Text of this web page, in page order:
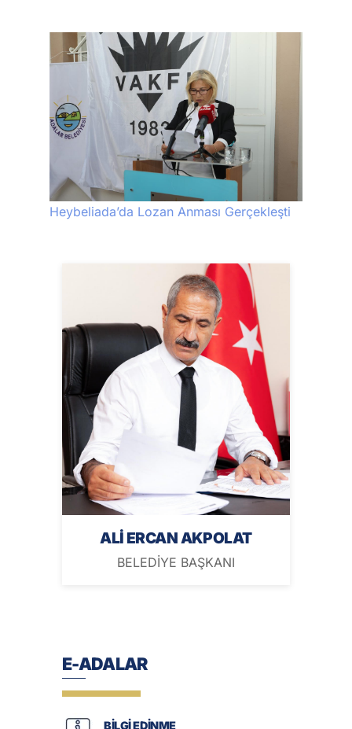
Heybeliada’da Lozan Anması Gerçekleşti
ALİ ERCAN AKPOLAT
BELEDİYE BAŞKANI
E-ADALAR
BİLGİ EDİNME